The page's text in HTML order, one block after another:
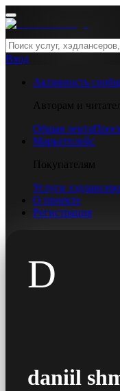
Вход
Активность
Авторам и
Общая лента
Маркетплейс
Покупателям
Услуги
О проекте
Регистрация
D
daniil